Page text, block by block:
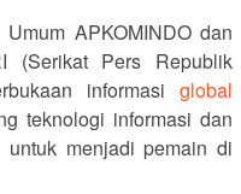
APKOMINDO dan
(Serikat Pers Republik
informasi global
teknologi informasi dan
menjadi pemain di